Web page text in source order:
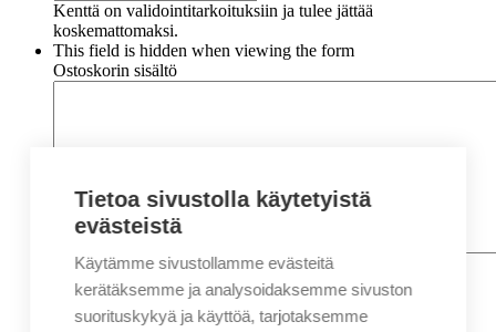
Kenttä on validointitarkoituksiin ja tulee jättää
koskemattomaksi.
This field is hidden when viewing the form
Ostoskorin sisältö
Nimi*
Etunimi
Sukunimi
Tietoa sivustolla käytetyistä
evästeistä
Käytämme sivustollamme evästeitä
kerätäksemme ja analysoidaksemme sivuston
suorituskykyä ja käyttöä, tarjotaksemme